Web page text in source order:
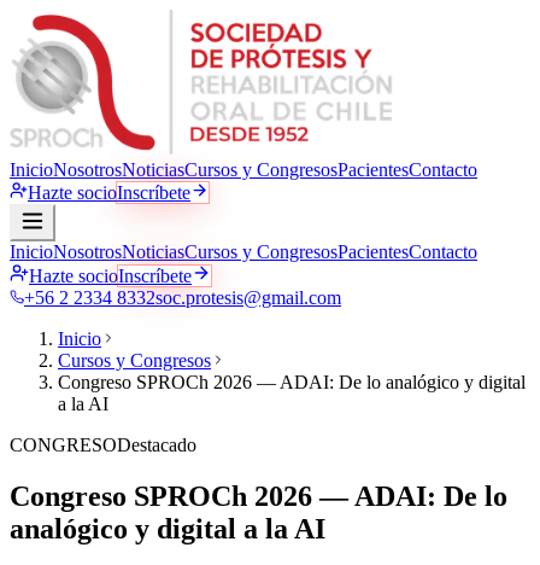
InicioNosotrosNoticiasCursos y CongresosPacientesContacto
Hazte socioInscríbete
InicioNosotrosNoticiasCursos y CongresosPacientesContacto
Hazte socioInscríbete
+56 2 2334 8332soc.protesis@gmail.com
Inicio
Cursos y Congresos
Congreso SPROCh 2026 — ADAI: De lo analógico y digital
a la AI
CONGRESODestacado
Congreso SPROCh 2026 — ADAI: De lo
analógico y digital a la AI